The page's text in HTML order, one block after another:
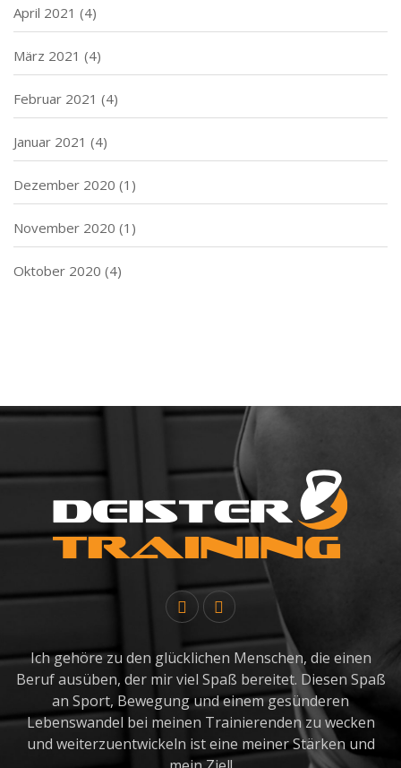
April 2021 (4)
März 2021 (4)
Februar 2021 (4)
Januar 2021 (4)
Dezember 2020 (1)
November 2020 (1)
Oktober 2020 (4)
Ich gehöre zu den glücklichen Menschen, die einen
Beruf ausüben, der mir viel Spaß bereitet. Diesen Spaß
an Sport, Bewegung und einem gesünderen
Lebenswandel bei meinen Trainierenden zu wecken
und weiterzuentwickeln ist eine meiner Stärken und